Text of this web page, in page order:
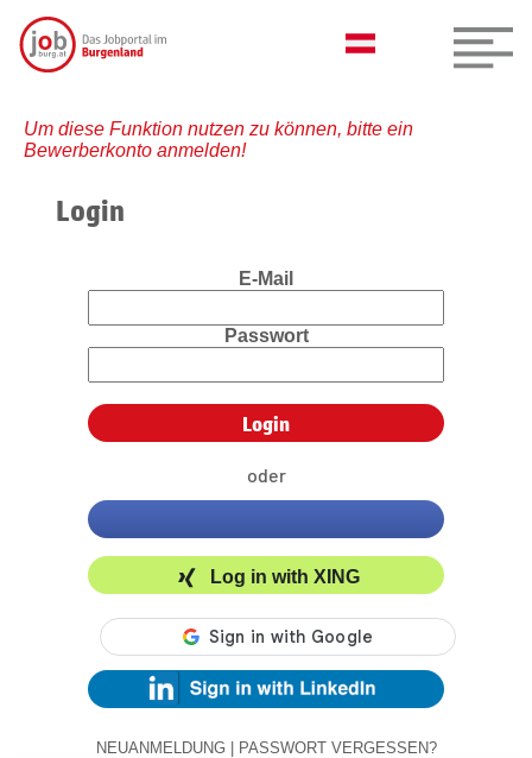
Um diese Funktion nutzen zu können, bitte ein
Bewerberkonto anmelden!
Login
E-Mail
Passwort
oder
Log in with XING
NEUANMELDUNG | PASSWORT VERGESSEN?